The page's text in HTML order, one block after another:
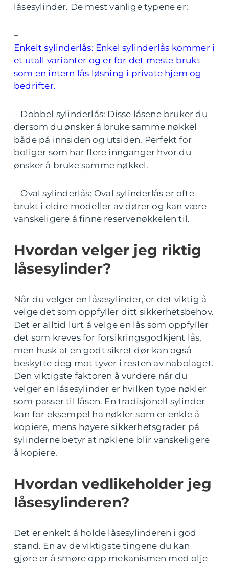
låsesylinder. De mest vanlige typene er:
–
Enkelt sylinderlås: Enkel sylinderlås kommer i
et utall varianter og er for det meste brukt
som en intern lås løsning i private hjem og
bedrifter.
– Dobbel sylinderlås: Disse låsene bruker du
dersom du ønsker å bruke samme nøkkel
både på innsiden og utsiden. Perfekt for
boliger som har flere innganger hvor du
ønsker å bruke samme nøkkel.
– Oval sylinderlås: Oval sylinderlås er ofte
brukt i eldre modeller av dører og kan være
vanskeligere å finne reservenøkkelen til.
Hvordan velger jeg riktig
låsesylinder?
Når du velger en låsesylinder, er det viktig å
velge det som oppfyller ditt sikkerhetsbehov.
Det er alltid lurt å velge en lås som oppfyller
det som kreves for forsikringsgodkjent lås,
men husk at en godt sikret dør kan også
beskytte deg mot tyver i resten av nabolaget.
Den viktigste faktoren å vurdere når du
velger en låsesylinder er hvilken type nøkler
som passer til låsen. En tradisjonell sylinder
kan for eksempel ha nøkler som er enkle å
kopiere, mens høyere sikkerhetsgrader på
sylinderne betyr at nøklene blir vanskeligere
å kopiere.
Hvordan vedlikeholder jeg
låsesylinderen?
Det er enkelt å holde låsesylinderen i god
stand. En av de viktigste tingene du kan
gjøre er å smøre opp mekanismen med olje